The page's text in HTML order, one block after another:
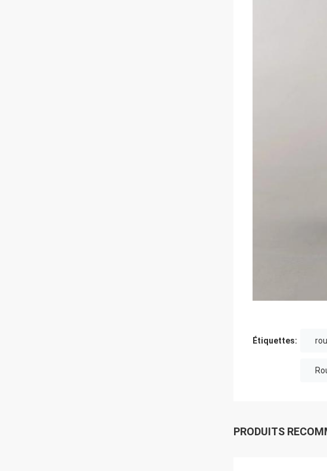
Étiquettes:
PRODUITS